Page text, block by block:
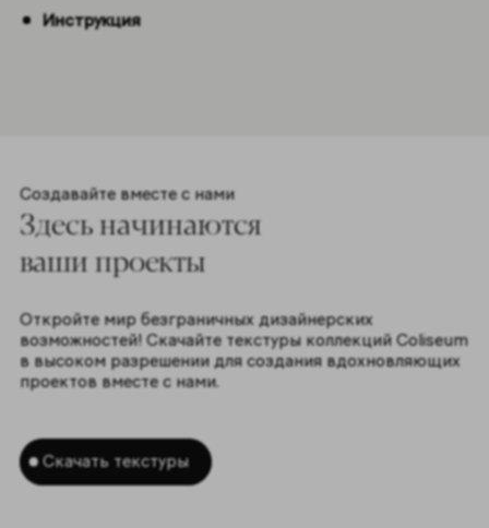
Инструкция
Создавайте вместе с нами
Здесь начинаются
ваши проекты
Откройте мир безграничных дизайнерских
возможностей! Скачайте текстуры коллекций Coliseum
в высоком разрешении для создания вдохновляющих
проектов вместе с нами.
Скачать текстуры